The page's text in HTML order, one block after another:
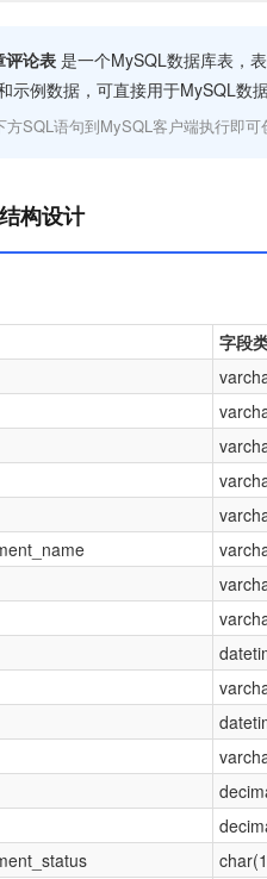
评论表 是一个MySQL数据库表，
示例数据，可直接用于MySQL数据
SQL语句到MySQL客户端执行即
构设计
字段